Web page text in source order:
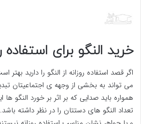
خرید النگو برای استفاده
اگر قصد استفاده روزانه از النگو را دارید بهتر
می تواند به بخشی از وجهه ی اجتماعیتان
همواره باید صدایی که بر اثر بر خورد النگو
تعداد النگو های دستتان را در نظر داشته